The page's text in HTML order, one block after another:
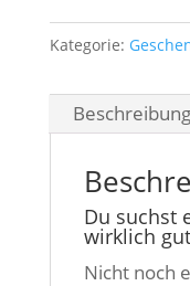
Weil
Stadt
Menge
Kategorie:
Beschreibung
Du suchst
wirklich
Nicht noch